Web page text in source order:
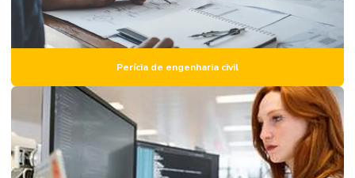
Elaboração de plano de manutenção predial
Empresa de avaliação de imóveis
Empresa de laudo de engenharia
Empresa de laudo estrutural
Empresa de perícia de engenharia
Empresa de vistoria de imóvel
Perícia de engenharia civil